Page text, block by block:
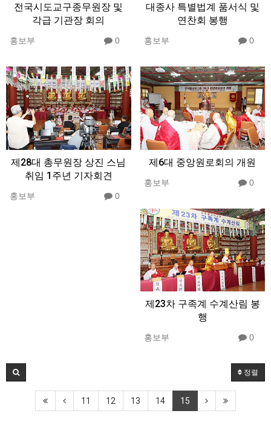
전국시도교구종무원장 및
각급 기관장 회의
홍보부 0
대종사 특별법계 품서식 및
연찬회 봉행
홍보부 0
제28대 총무원장 상진 스님
취임 1주년 기자회견
홍보부 0
제6대 중앙원로회의 개원
홍보부 0
제23차 구족계 수계산림 봉
행
홍보부 0
정렬
11 12 13 14 15